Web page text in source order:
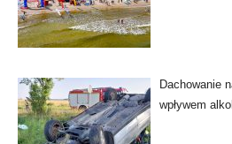
Dachowanie
wpływem